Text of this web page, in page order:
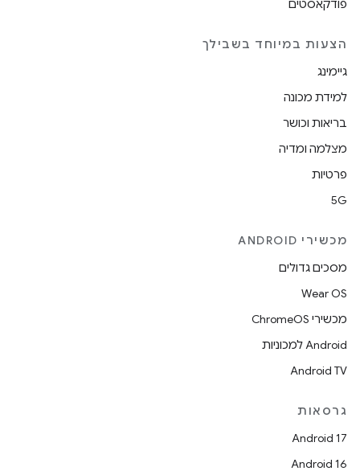
פודקאסטים
הצעות במיוחד בשבילך
גיימינג
למידת מכונה
בריאות וכושר
מצלמה ומדיה
פרטיות
5G
מכשירי ANDROID
מסכים גדולים
Wear OS
מכשירי ChromeOS
Android למכוניות
Android TV
גרסאות
Android 17
Android 16